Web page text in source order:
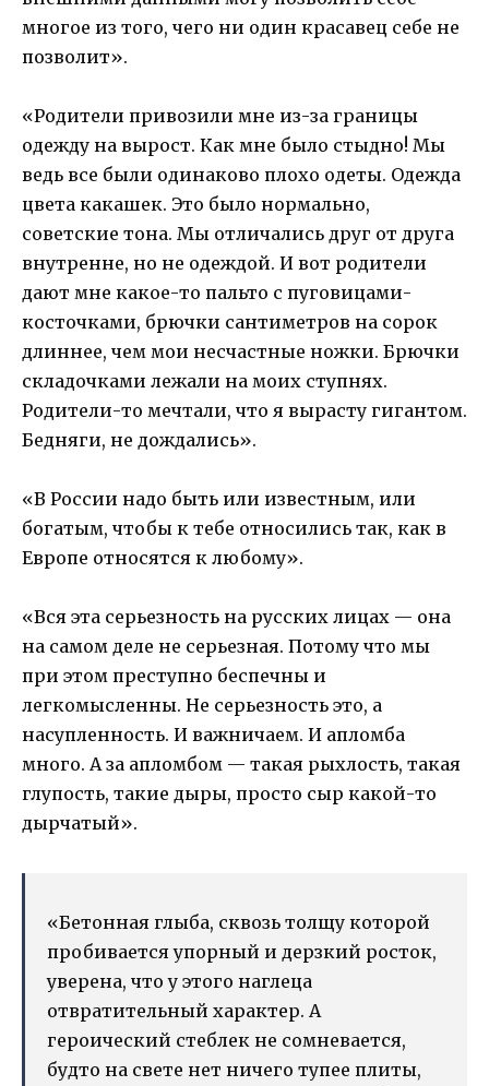
многое из того, чего ни один красавец себе не
позволит».
«Родители привозили мне из-за границы
одежду на вырост. Как мне было стыдно! Мы
ведь все были одинаково плохо одеты. Одежда
цвета какашек. Это было нормально,
советские тона. Мы отличались друг от друга
внутренне, но не одеждой. И вот родители
дают мне какое-то пальто с пуговицами-
косточками, брючки сантиметров на сорок
длиннее, чем мои несчастные ножки. Брючки
складочками лежали на моих ступнях.
Родители-то мечтали, что я вырасту гигантом.
Бедняги, не дождались».
«В России надо быть или известным, или
богатым, чтобы к тебе относились так, как в
Европе относятся к любому».
«Вся эта серьезность на русских лицах — она
на самом деле не серьезная. Потому что мы
при этом преступно беспечны и
легкомысленны. Не серьезность это, а
насупленность. И важничаем. И апломба
много. А за апломбом — такая рыхлость, такая
глупость, такие дыры, просто сыр какой-то
дырчатый».
«Бетонная глыба, сквозь толщу которой
пробивается упорный и дерзкий росток,
уверена, что у этого наглеца
отвратительный характер. А
героический стеблек не сомневается,
будто на свете нет ничего тупее плиты,